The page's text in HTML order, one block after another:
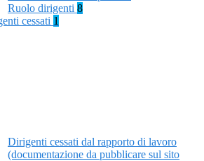
Ruolo dirigenti 8
cessati 1
Dirigenti cessati dal rapporto di lavoro
(documentazione da pubblicare sul sito